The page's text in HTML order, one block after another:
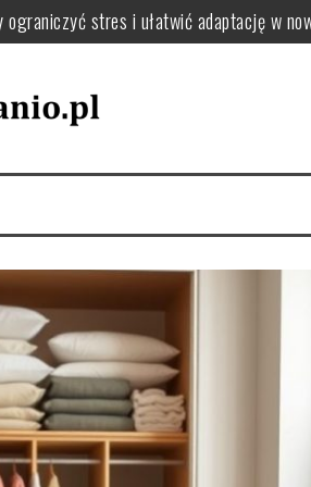
stres i ułatwić adaptację w
uporządkować zmiany adresu i
oraz tekstylia podczas przeprowadzki –
chaosu i jak uniknąć przeciążenia
wybrać sposób, który zminimalizuje
by uniknąć chaosu i dobrze się